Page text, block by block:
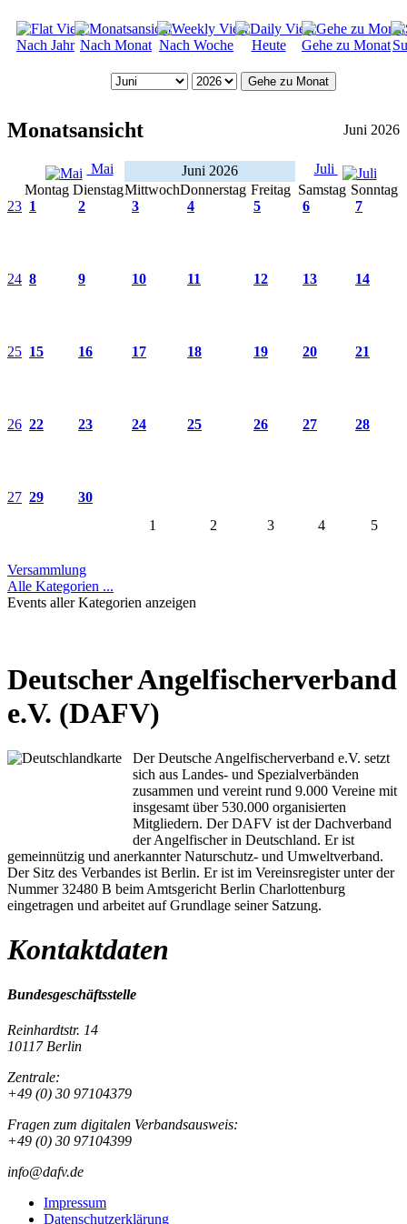
Nach Jahr Nach Monat Nach Woche Heute Gehe zu Monat
Gehe zu Monat
Monatsansicht Juni 2026
Mai Juni 2026
Juli
Montag DienstagMittwochDonnerstag Freitag Samstag Sonntag
23 1 2 3 4 5 6 7
24 8 9 10 11 12 13 14
25 15 16 17 18 19 20 21
26 22 23 24 25 26 27 28
27 29
30
1
2 3 4 5
Versammlung
Alle Kategorien ...
Events aller Kategorien anzeigen
Deutscher Angelfischerverband
e.V. (DAFV)
Der Deutsche Angelfischerverband e.V. setzt
sich aus Landes- und Spezialverbänden
zusammen und vereint rund 9.000 Vereine mit
insgesamt über 530.000 organisierten
Mitgliedern. Der DAFV ist der Dachverband
der Angelfischer in Deutschland. Er ist
gemeinnützig und anerkannter Naturschutz- und Umweltverband.
Der Sitz des Verbandes ist Berlin. Er ist im Vereinsregister unter der
Nummer 32480 B beim Amtsgericht Berlin Charlottenburg
eingetragen und arbeitet auf Grundlage seiner Satzung.
Kontaktdaten
Bundesgeschäftsstelle
Reinhardtstr. 14
10117 Berlin
Zentrale:
+49 (0) 30 97104379
Fragen zum digitalen Verbandsausweis:
+49 (0) 30 97104399
info@dafv.de
Impressum
Datenschutzerklärung